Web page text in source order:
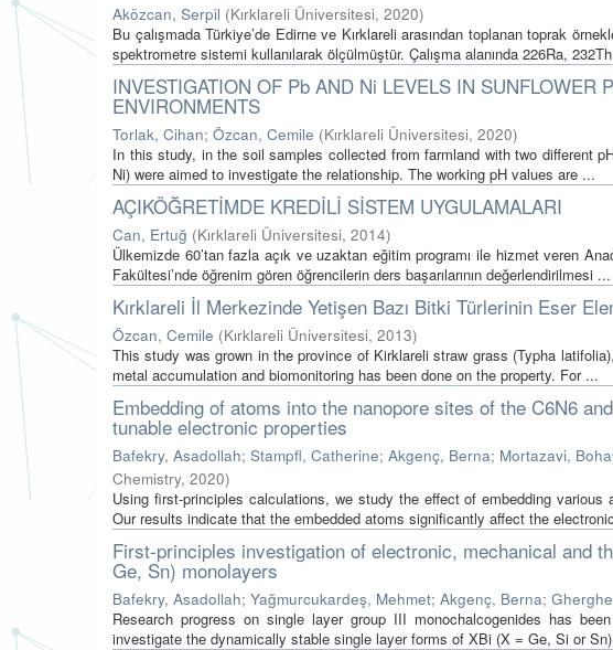
Aközcan, Serpil (Kırklareli Üniversitesi, 2020)
Bu çalışmada Türkiye’de Edirne ve Kırklareli arasından toplanan toprak
spektrometre sistemi kullanılarak ölçülmüştür. Çalışma alanında 226Ra,
INVESTIGATION OF Pb AND Ni LEVELS IN SUNFLOWER
ENVIRONMENTS
Torlak, Cihan; Özcan, Cemile (Kırklareli Üniversitesi, 2020)
In this study, in the soil samples collected from farmland with two different
Ni) were aimed to investigate the relationship. The working pH values are ...
AÇIKÖĞRETİMDE KREDİLİ SİSTEM UYGULAMALARI
Can, Ertuğ (Kırklareli Üniversitesi, 2014)
Ülkemizde 60’tan fazla açık ve uzaktan eğitim programı ile hizmet veren
Fakültesi’nde öğrenim gören öğrencilerin ders başarılarının değerlendirilmesi ...
Kırklareli İl Merkezinde Yetişen Bazı Bitki Türlerinin Eser
Özcan, Cemile (Kırklareli Üniversitesi, 2013)
This study was grown in the province of Kirklareli straw grass (Typha
metal accumulation and biomonitoring has been done on the property. For ...
Embedding of atoms into the nanopore sites of the C6N6
tunable electronic properties
Bafekry, Asadollah; Stampfl, Catherine; Akgenç, Berna; Mortazavi,
Chemistry, 2020)
Using first-principles calculations, we study the effect of embedding
Our results indicate that the embedded atoms significantly affect the
First-principles investigation of electronic, mechanical and
Ge, Sn) monolayers
Bafekry, Asadollah; Yağmurcukardeş, Mehmet; Akgenç, Berna;
Research progress on single layer group III monochalcogenides has
investigate the dynamically stable single layer forms of XBi (X = Ge, Si or